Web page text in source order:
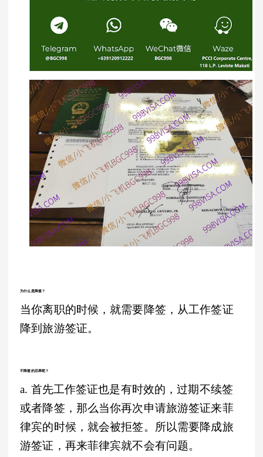
为什么是降签？
当你离职的时候，就需要降签，从工作签证
降到旅游签证。
不降签的后果呢？
a. 首先工作签证也是有时效的，过期不续签
或者降签，那么当你再次申请旅游签证来菲
律宾的时候，就会被拒签。所以需要降成旅
游签证，再来菲律宾就不会有问题。